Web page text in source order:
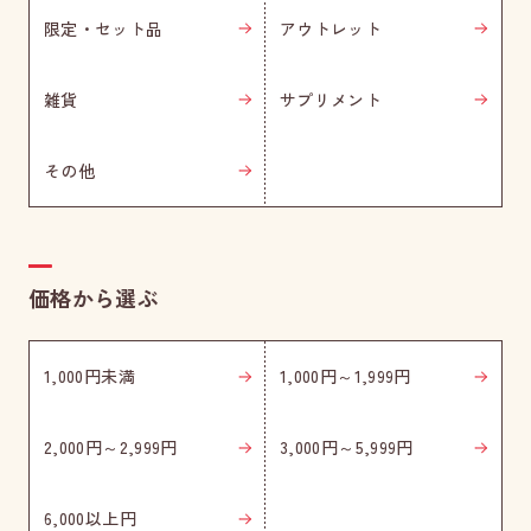
限定・セット品 アウトレット
雑貨 サプリメント
その他
価格から選ぶ
1,000円未満 1,000円～1,999円
2,000円～2,999円 3,000円～5,999円
6,000以上円